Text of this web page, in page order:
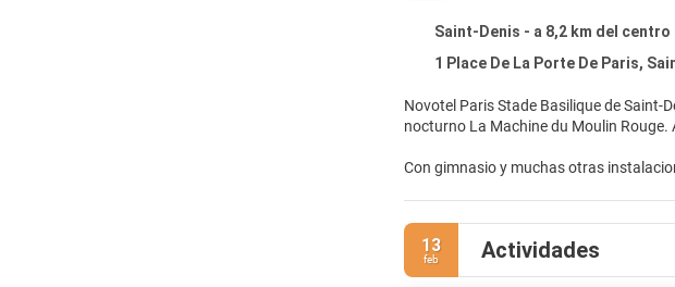
Saint-Denis - a 8,2 km del centro
1 Place De La Porte De Paris, Saint-
Novotel Paris Stade Basilique de Saint-
Con gimnasio y muchas otras
Te sentirás como en tu propia casa en
pantalla plana con canales por satélite
higiene personal gratuitos y secadores
13
feb Actividades